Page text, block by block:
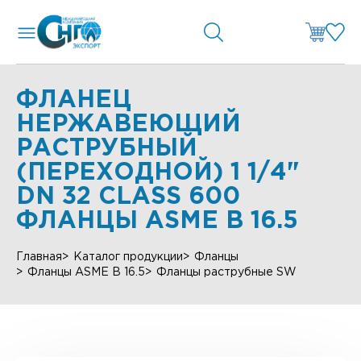
ФЛАНЕЦ
НЕРЖАВЕЮЩИЙ
РАСТРУБНЫЙ
(ПЕРЕХОДНОЙ) 1 1/4"
DN 32 CLASS 600
ФЛАНЦЫ ASME B 16.5
Главная Каталог продукции
Фланцы
Фланцы ASME B 16.5
Фланцы раструбные SW